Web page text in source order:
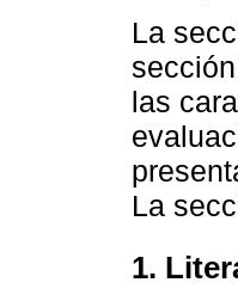
La
las
La
1.